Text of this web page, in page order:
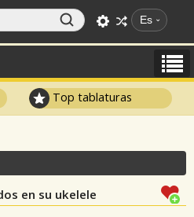
Es
Top tablaturas
en su ukelele